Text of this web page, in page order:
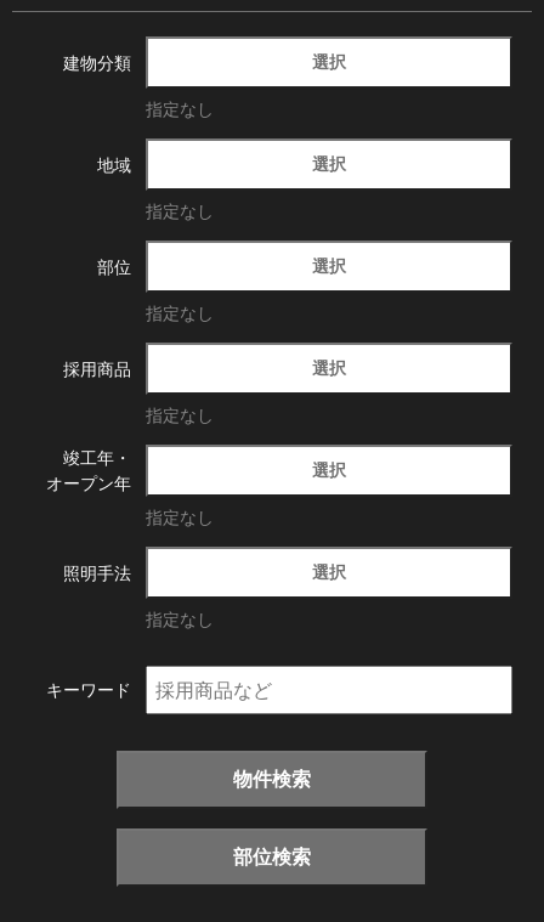
建物分類 選択
指定なし
地域 選択
指定なし
部位 選択
指定なし
採用商品 選択
指定なし
竣工年・
オープン年
選択
指定なし
照明手法 選択
指定なし
キーワード
物件検索
部位検索